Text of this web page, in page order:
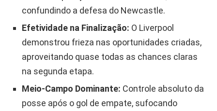
confundindo a defesa do Newcastle.
Efetividade na Finalização: O Liverpool
demonstrou frieza nas oportunidades criadas,
aproveitando quase todas as chances claras
na segunda etapa.
Meio-Campo Dominante: Controle absoluto da
posse após o gol de empate, sufocando